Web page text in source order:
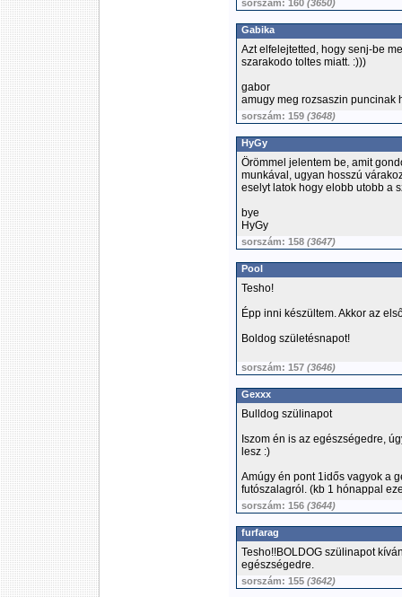
sorszám: 160 (3650)
Gabika
Azt elfelejtetted, hogy senj-be
szarakodo toltes miatt. :)))
gabor
amugy meg rozsaszin puncinak
sorszám: 159 (3648)
HyGy
Örömmel jelentem be, amit
munkával, ugyan hosszú
eselyt latok hogy elobb utobb a
bye
HyGy
sorszám: 158 (3647)
Pool
Tesho!
Épp inni készültem. Akkor az
Boldog születésnapot!
sorszám: 157 (3646)
Gexxx
Bulldog szülinapot
Iszom én is az egészségedre,
lesz :)
Amúgy én pont 1idős vagyok a
futószalagról. (kb 1 hónappal
sorszám: 156 (3644)
furfarag
Tesho!!BOLDOG szülinapot
egészségedre.
sorszám: 155 (3642)